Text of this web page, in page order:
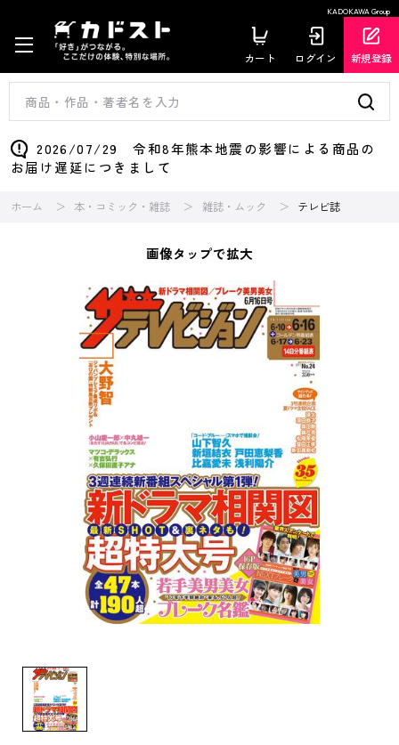
KADOKAWA Group
カート ログイン 新規登録
2026/07/29 令和8年熊本地震の影響による商品の
お届け遅延につきまして
ホーム 本・コミック・雑誌 雑誌・ムック テレビ誌
画像タップで拡大